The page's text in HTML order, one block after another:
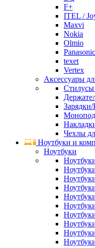
F+
ITEL /
Maxvi
Nokia
Olmio
Panasonic
texet
Vertex
Аксессуары
Стилусы
Чехлы
Ноутбуки и
Ноутбуки